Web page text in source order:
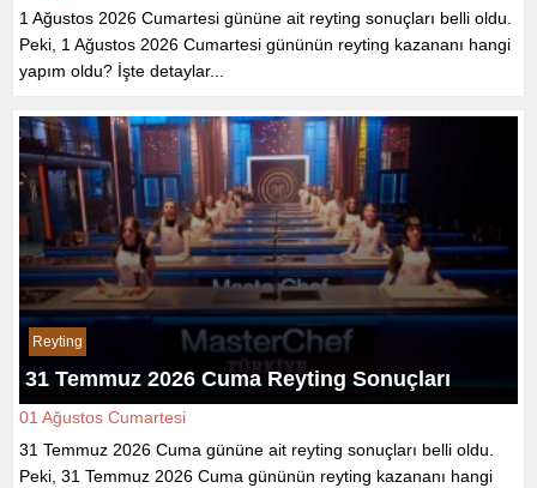
1 Ağustos 2026 Cumartesi gününe ait reyting sonuçları belli oldu.
Peki, 1 Ağustos 2026 Cumartesi gününün reyting kazananı hangi
yapım oldu? İşte detaylar...
Reyting
31 Temmuz 2026 Cuma Reyting Sonuçları
01 Ağustos Cumartesi
31 Temmuz 2026 Cuma gününe ait reyting sonuçları belli oldu.
Peki, 31 Temmuz 2026 Cuma gününün reyting kazananı hangi